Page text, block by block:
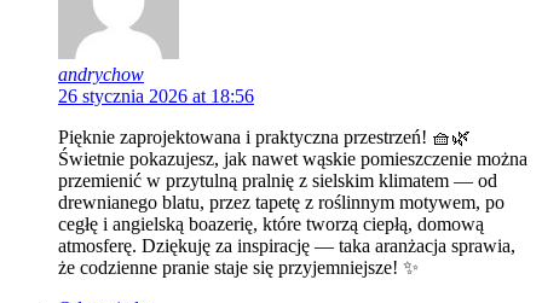
andrychow
26 stycznia 2026 at 18:56
Pięknie zaprojektowana i praktyczna przestrzeń! 🧺🌿
Świetnie pokazujesz, jak nawet wąskie pomieszczenie można
przemienić w przytulną pralnię z sielskim klimatem — od
drewnianego blatu, przez tapetę z roślinnym motywem, po
cegłę i angielską boazerię, które tworzą ciepłą, domową
atmosferę. Dziękuję za inspirację — taka aranżacja sprawia,
że codzienne pranie staje się przyjemniejsze! ✨